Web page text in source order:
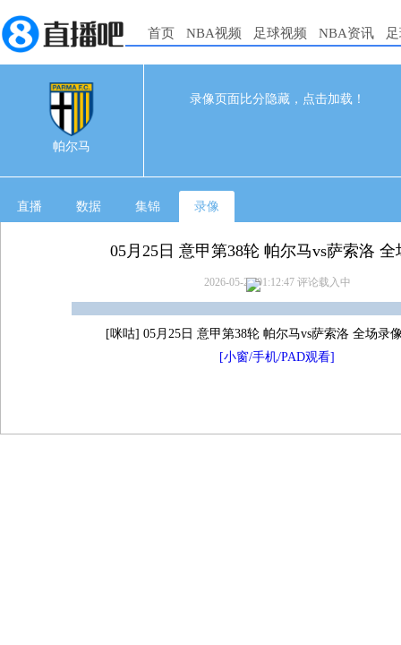
首页 NBA视频 足球视频 NBA资讯
帕尔马
录像页面比分隐藏，点击加载！
直播 数据 集锦 录像
05月25日 意甲第38轮 帕尔马vs萨索洛 全
2026-05-25 01:12:47 评论载入中
[咪咕] 05月25日 意甲第38轮 帕尔马vs萨索洛 全场录
[小窗/手机/PAD观看]